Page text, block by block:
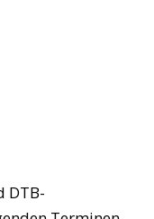
DTB-